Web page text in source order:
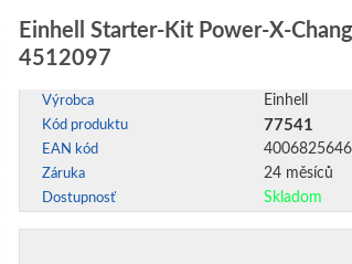
Einhell Starter-Kit Power-X-
4512097
Výrobca Einhell
Kód produktu 77541
EAN kód
Záruka 24 měsíců
Dostupnosť Skladom